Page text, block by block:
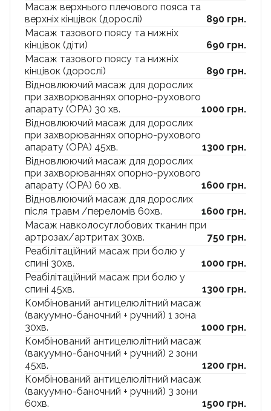
Масаж верхнього плечового пояса та
верхніх кінцівок (дорослі)
890 грн.
Масаж тазового поясу та нижніх
кінцівок (діти)
690 грн.
Масаж тазового поясу та нижніх
кінцівок (дорослі)
890 грн.
Відновлюючий масаж для дорослих
при захворюваннях опорно-рухового
апарату (ОРА) 30 хв.
1000 грн.
Відновлюючий масаж для дорослих
при захворюваннях опорно-рухового
апарату (ОРА) 45хв.
1300 грн.
Відновлюючий масаж для дорослих
при захворюваннях опорно-рухового
апарату (ОРА) 60 хв.
1600 грн.
Відновлюючий масаж для дорослих
після травм /переломів 60хв.
1600 грн.
Масаж навколосуглобових тканин при
артрозах/артритах 30хв.
750 грн.
Реабілітаційний масаж при болю у
спині 30хв.
1000 грн.
Реабілітаційний масаж при болю у
спині 45хв.
1300 грн.
Комбінований антицелюлітний масаж
(вакуумно-баночний + ручний) 1 зона
30хв.
1000 грн.
Комбінований антицелюлітний масаж
(вакуумно-баночний + ручний) 2 зони
45хв.
1200 грн.
Комбінований антицелюлітний масаж
(вакуумно-баночний + ручний) 3 зони
60хв.
1500 грн.